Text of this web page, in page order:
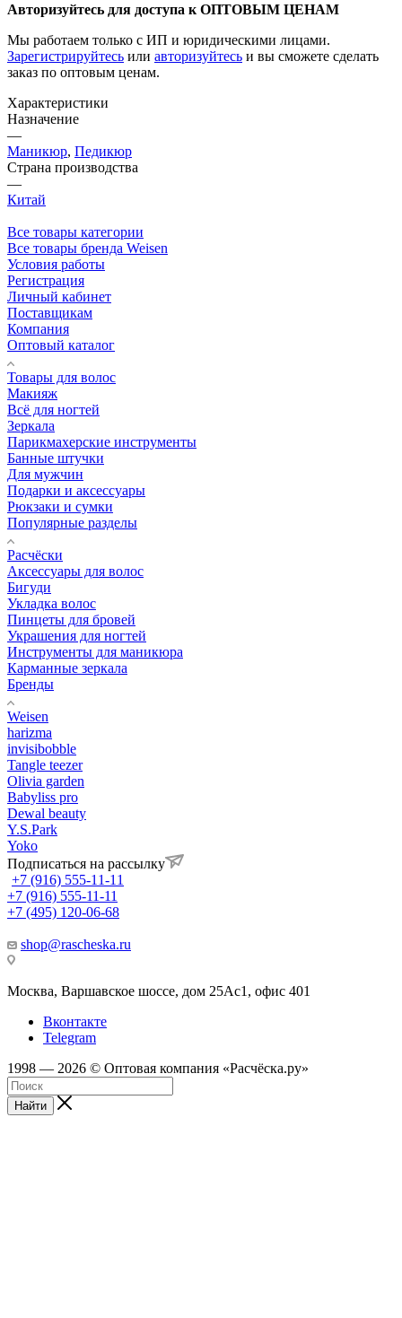
Авторизуйтесь для доступа к ОПТОВЫМ ЦЕНАМ
Мы работаем только с ИП и юридическими лицами.
Зарегистрируйтесь или авторизуйтесь и вы сможете сделать
заказ по оптовым ценам.
Характеристики
Назначение
—
Маникюр, Педикюр
Страна производства
—
Китай
Все товары категории
Все товары бренда Weisen
Условия работы
Регистрация
Личный кабинет
Поставщикам
Компания
Оптовый каталог
Товары для волос
Макияж
Всё для ногтей
Зеркала
Парикмахерские инструменты
Банные штучки
Для мужчин
Подарки и аксессуары
Рюкзаки и сумки
Популярные разделы
Расчёски
Аксессуары для волос
Бигуди
Укладка волос
Пинцеты для бровей
Украшения для ногтей
Инструменты для маникюра
Карманные зеркала
Бренды
Weisen
harizma
invisibobble
Tangle teezer
Olivia garden
Babyliss pro
Dewal beauty
Y.S.Park
Yoko
Подписаться на рассылку
+7 (916) 555-11-11
+7 (916) 555-11-11
+7 (495) 120-06-68
shop@rascheska.ru
Москва, Варшавское шоссе, дом 25Аc1, офис 401
Вконтакте
Telegram
1998 — 2026 © Оптовая компания «Расчёска.ру»
Найти